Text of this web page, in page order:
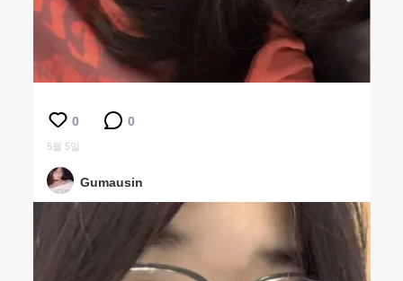
0 0
5월 5일
Gumausin